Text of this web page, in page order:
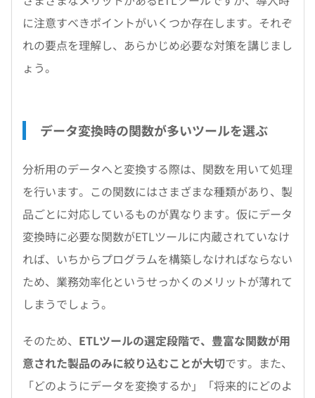
に注意すべきポイントがいくつか存在します。それぞ
れの要点を理解し、あらかじめ必要な対策を講じまし
ょう。
データ変換時の関数が多いツールを選ぶ
分析用のデータへと変換する際は、関数を用いて処理
を行います。この関数にはさまざまな種類があり、製
品ごとに対応しているものが異なります。仮にデータ
変換時に必要な関数がETLツールに内蔵されていなけ
れば、いちからプログラムを構築しなければならない
ため、業務効率化というせっかくのメリットが薄れて
しまうでしょう。
そのため、 ETLツールの選定段階で、豊富な関数が用
意された製品のみに絞り込むことが大切です。また、
「どのようにデータを変換するか」「将来的にどのよ